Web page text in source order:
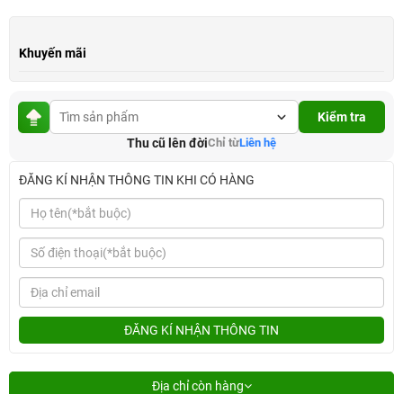
Khuyến mãi
Kiểm tra
Thu cũ lên đờiChỉ từLiên hệ
ĐĂNG KÍ NHẬN THÔNG TIN KHI CÓ HÀNG
ĐĂNG KÍ NHẬN THÔNG TIN
Địa chỉ còn hàng